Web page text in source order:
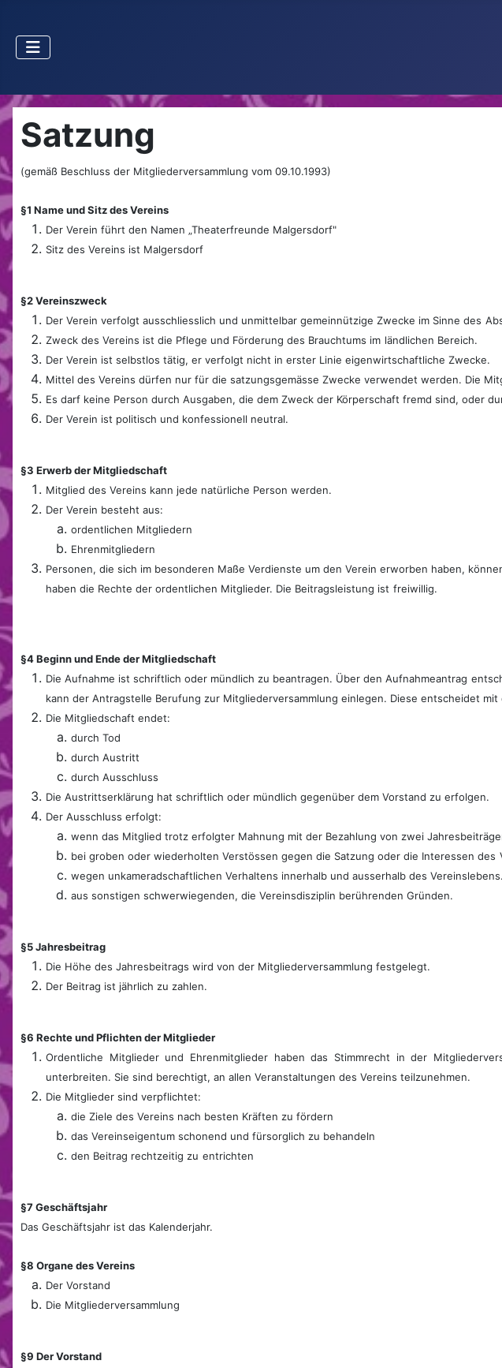
Satzung
(gemäß Beschluss der Mitgliederversammlung vom 09.10.1993)
§1 Name und Sitz des Vereins
Der Verein führt den Namen „Theaterfreunde Malgersdorf"
Sitz des Vereins ist Malgersdorf
§2 Vereinszweck
Der Verein verfolgt ausschliesslich und unmittelbar gemeinnützige Zwecke im Sinne des
Zweck des Vereins ist die Pflege und Förderung des Brauchtums im ländlichen Bereich.
Der Verein ist selbstlos tätig, er verfolgt nicht in erster Linie eigenwirtschaftliche Zwecke.
Mittel des Vereins dürfen nur für die satzungsgemässe Zwecke verwendet werden. Die
Es darf keine Person durch Ausgaben, die dem Zweck der Körperschaft fremd sind, oder
Der Verein ist politisch und konfessionell neutral.
§3 Erwerb der Mitgliedschaft
Mitglied des Vereins kann jede natürliche Person werden.
Der Verein besteht aus:
ordentlichen Mitgliedern
Ehrenmitgliedern
Personen, die sich im besonderen Maße Verdienste um den Verein erworben haben,
haben die Rechte der ordentlichen Mitglieder. Die Beitragsleistung ist freiwillig.
§4 Beginn und Ende der Mitgliedschaft
Die Aufnahme ist schriftlich oder mündlich zu beantragen. Über den Aufnahmeantrag
kann der Antragstelle Berufung zur Mitgliederversammlung einlegen. Diese entscheidet
Die Mitgliedschaft endet:
durch Tod
durch Austritt
durch Ausschluss
Die Austrittserklärung hat schriftlich oder mündlich gegenüber dem Vorstand zu erfolgen.
Der Ausschluss erfolgt:
wenn das Mitglied trotz erfolgter Mahnung mit der Bezahlung von zwei
bei groben oder wiederholten Verstössen gegen die Satzung oder die Interessen des
wegen unkameradschaftlichen Verhaltens innerhalb und ausserhalb des Vereinslebens.
aus sonstigen schwerwiegenden, die Vereinsdisziplin berührenden Gründen.
§5 Jahresbeitrag
Die Höhe des Jahresbeitrags wird von der Mitgliederversammlung festgelegt.
Der Beitrag ist jährlich zu zahlen.
§6 Rechte und Pflichten der Mitglieder
Ordentliche Mitglieder und Ehrenmitglieder haben das Stimmrecht in der
unterbreiten. Sie sind berechtigt, an allen Veranstaltungen des Vereins teilzunehmen.
Die Mitglieder sind verpflichtet:
die Ziele des Vereins nach besten Kräften zu fördern
das Vereinseigentum schonend und fürsorglich zu behandeln
den Beitrag rechtzeitig zu entrichten
§7 Geschäftsjahr
Das Geschäftsjahr ist das Kalenderjahr.
§8 Organe des Vereins
Der Vorstand
Die Mitgliederversammlung
§9 Der Vorstand